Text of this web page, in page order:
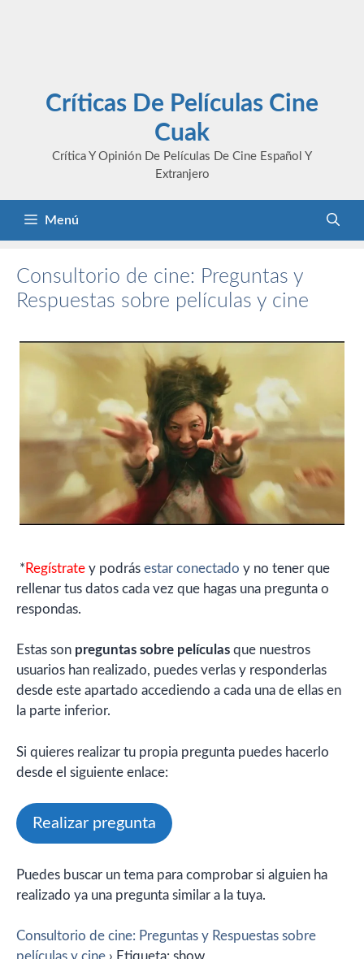
Críticas De Películas Cine
Cuak
Crítica Y Opinión De Películas De Cine Español Y
Extranjero
Menú
Consultorio de cine: Preguntas y
Respuestas sobre películas y cine
* Regístrate y podrás estar conectado y no tener que
rellenar tus datos cada vez que hagas una pregunta o
respondas.
Estas son preguntas sobre películas que nuestros
usuarios han realizado, puedes verlas y responderlas
desde este apartado accediendo a cada una de ellas en
la parte inferior.
Si quieres realizar tu propia pregunta puedes hacerlo
desde el siguiente enlace:
Realizar pregunta
Puedes buscar un tema para comprobar si alguien ha
realizado ya una pregunta similar a la tuya.
Consultorio de cine: Preguntas y Respuestas sobre
películas y cine › Etiqueta: show